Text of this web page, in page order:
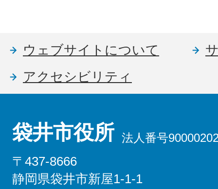
ウェブサイトについて
アクセシビリティ
袋井市役所 法人番号
〒437-8666
静岡県袋井市新屋1-1-1